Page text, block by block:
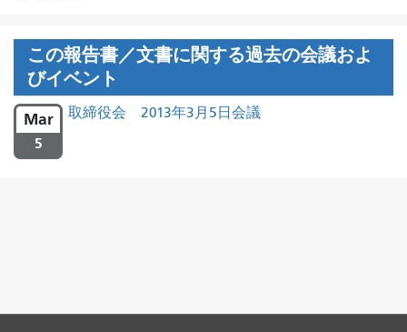
この報告書／文書に関する過去の会議およ
びイベント
Mar
5
取締役会 2013年3月5日会議